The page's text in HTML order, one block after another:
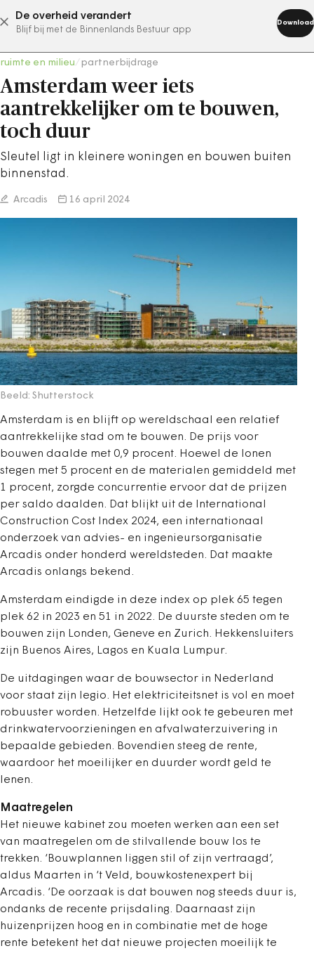
De overheid verandert
Blijf bij met de Binnenlands Bestuur app
Download
abonneer nu
ruimte en milieu partnerbijdrage
Amsterdam weer iets
aantrekkelijker om te bouwen,
toch duur
Sleutel ligt in kleinere woningen en bouwen buiten
binnenstad.
Arcadis 16 april 2024
Beeld: Shutterstock
Amsterdam is en blijft op wereldschaal een relatief
aantrekkelijke stad om te bouwen. De prijs voor
bouwen daalde met 0,9 procent. Hoewel de lonen
stegen met 5 procent en de materialen gemiddeld met
1 procent, zorgde concurrentie ervoor dat de prijzen
per saldo daalden. Dat blijkt uit de International
Construction Cost Index 2024, een internationaal
onderzoek van advies- en ingenieursorganisatie
Arcadis onder honderd wereldsteden. Dat maakte
Arcadis onlangs bekend.
Amsterdam eindigde in deze index op plek 65 tegen
plek 62 in 2023 en 51 in 2022. De duurste steden om te
bouwen zijn Londen, Geneve en Zurich. Hekkensluiters
zijn Buenos Aires, Lagos en Kuala Lumpur.
De uitdagingen waar de bouwsector in Nederland
voor staat zijn legio. Het elektriciteitsnet is vol en moet
robuuster worden. Hetzelfde lijkt ook te gebeuren met
drinkwatervoorzieningen en afvalwaterzuivering in
bepaalde gebieden. Bovendien steeg de rente,
waardoor het moeilijker en duurder wordt geld te
lenen.
Maatregelen
Het nieuwe kabinet zou moeten werken aan een set
van maatregelen om de stilvallende bouw los te
trekken. ‘Bouwplannen liggen stil of zijn vertraagd’,
aldus Maarten in ‘t Veld, bouwkostenexpert bij
Arcadis. ‘De oorzaak is dat bouwen nog steeds duur is,
ondanks de recente prijsdaling. Daarnaast zijn
huizenprijzen hoog en in combinatie met de hoge
rente betekent het dat nieuwe projecten moeilijk te